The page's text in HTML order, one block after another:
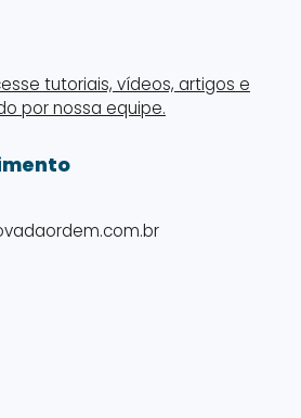
tutoriais, vídeos, artigos e
por nossa equipe.